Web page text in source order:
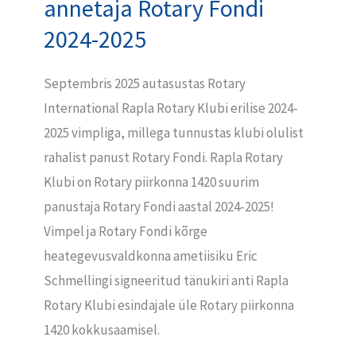
annetaja Rotary Fondi
2024-2025
Septembris 2025 autasustas Rotary
International Rapla Rotary Klubi erilise 2024-
2025 vimpliga, millega tunnustas klubi olulist
rahalist panust Rotary Fondi. Rapla Rotary
Klubi on Rotary piirkonna 1420 suurim
panustaja Rotary Fondi aastal 2024-2025!
Vimpel ja Rotary Fondi kõrge
heategevusvaldkonna ametiisiku Eric
Schmellingi signeeritud tänukiri anti Rapla
Rotary Klubi esindajale üle Rotary piirkonna
1420 kokkusaamisel.